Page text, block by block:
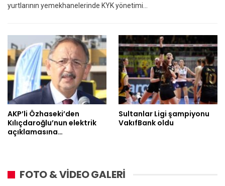
yurtlarının yemekhanelerinde KYK yönetimi…
AKP’li Özhaseki’den
Kılıçdaroğlu’nun elektrik
açıklamasına…
Sultanlar Ligi şampiyonu
VakıfBank oldu
FOTO & VİDEO GALERİ